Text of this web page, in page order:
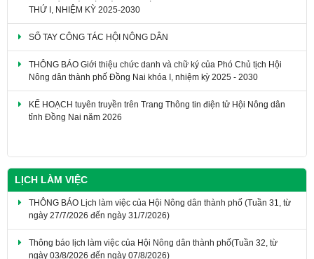
THỨ I, NHIỆM KỲ 2025-2030
SỔ TAY CÔNG TÁC HỘI NÔNG DÂN
THÔNG BÁO Giới thiệu chức danh và chữ ký của Phó Chủ tịch Hội
Nông dân thành phố Đồng Nai khóa I, nhiệm kỳ 2025 - 2030
KẾ HOẠCH tuyên truyền trên Trang Thông tin điện tử Hội Nông dân
tỉnh Đồng Nai năm 2026
LỊCH LÀM VIỆC
THÔNG BÁO Lịch làm việc của Hội Nông dân thành phố (Tuần 31, từ
ngày 27/7/2026 đến ngày 31/7/2026)
Thông báo lịch làm việc của Hội Nông dân thành phố(Tuần 32, từ
ngày 03/8/2026 đến ngày 07/8/2026)